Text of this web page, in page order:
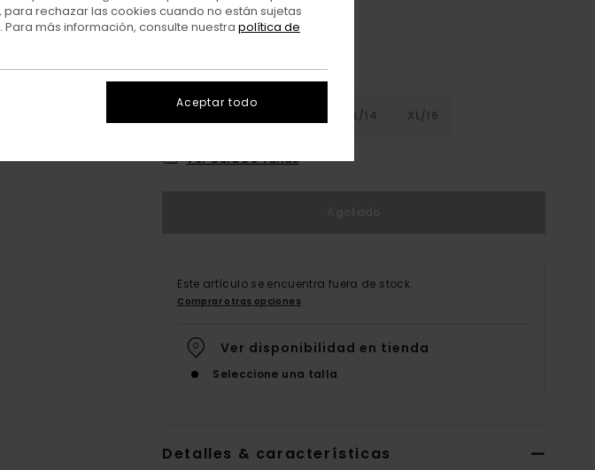
L/14 XL/16
Ver Guía De Tallas
Este artículo se encuentra fuera de stock.
Comprar otras opciones
Ver disponibilidad en tienda
Seleccione una talla
Detalles & características
rechazar las cookies cuando no están sujetas
más información, consulte nuestra política de
Aceptar todo